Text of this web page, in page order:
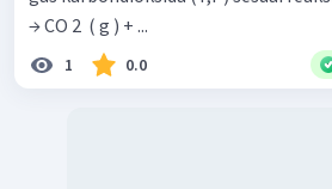
→ CO 2 ​ ( g ) + ...
1 0.0